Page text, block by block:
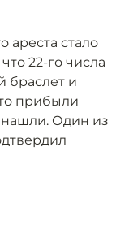
ареста стало
22-го числа
браслет и
прибыли
нашли. Один из